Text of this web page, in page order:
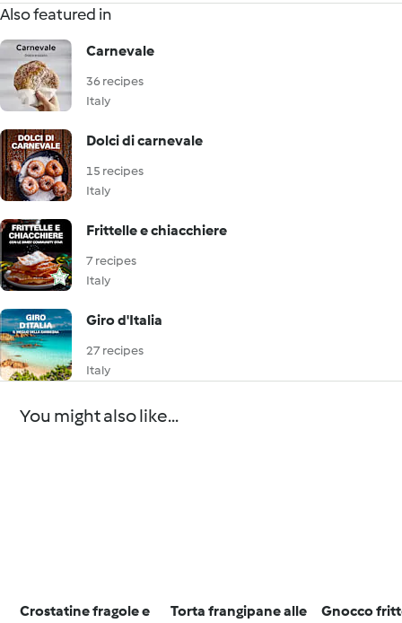
Also featured in
Carnevale
36 recipes
Italy
Dolci di carnevale
15 recipes
Italy
Frittelle e chiacchiere
7 recipes
Italy
Giro d'Italia
27 recipes
Italy
You might also like...
Crostatine fragole e
Torta frangipane alle
Gnocco